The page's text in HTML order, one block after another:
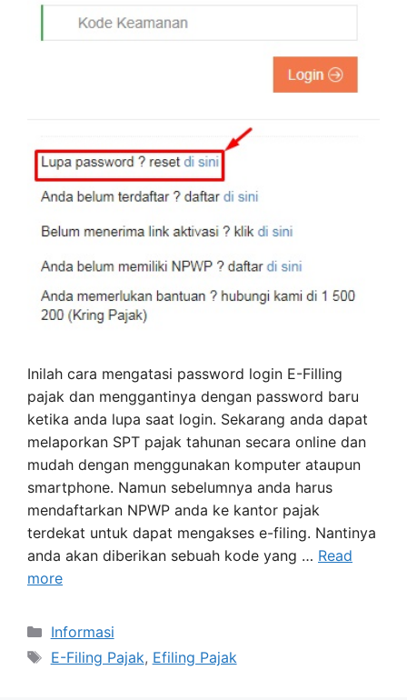
Inilah cara mengatasi password login E-Filling
pajak dan menggantinya dengan password baru
ketika anda lupa saat login. Sekarang anda dapat
melaporkan SPT pajak tahunan secara online dan
mudah dengan menggunakan komputer ataupun
smartphone. Namun sebelumnya anda harus
mendaftarkan NPWP anda ke kantor pajak
terdekat untuk dapat mengakses e-filing. Nantinya
anda akan diberikan sebuah kode yang … Read
more
Categories
Informasi
Tags
E-Filing Pajak, Efiling Pajak